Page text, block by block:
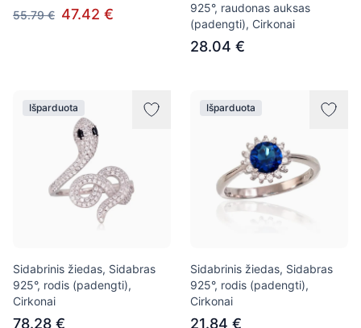
55.79 € 47.42 €
925°, raudonas auksas
(padengti), Cirkonai
28.04 €
Išparduota
Sidabrinis žiedas, Sidabras
925°, rodis (padengti),
Cirkonai
78.28 €
Išparduota
Sidabrinis žiedas, Sidabras
925°, rodis (padengti),
Cirkonai
21.84 €